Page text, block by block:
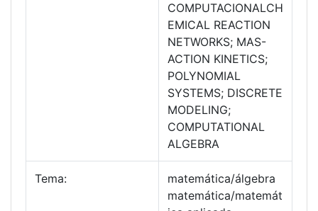
COMPUTACIONALCH
EMICAL REACTION
NETWORKS; MAS-
ACTION KINETICS;
POLYNOMIAL
SYSTEMS; DISCRETE
MODELING;
COMPUTATIONAL
ALGEBRA
Tema:
matemática/álgebra
matemática/matemát